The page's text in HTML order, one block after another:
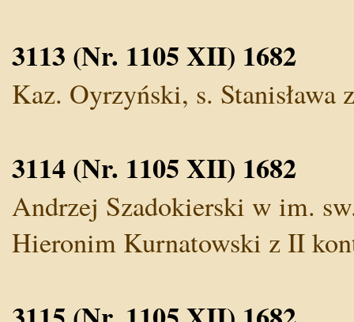
3113 (Nr. 1105 XII) 1682
Kaz. Oyrzyński, s.
3114 (Nr. 1105 XII) 1682
Andrzej Szadokierski w im.
Hieronim Kurnatowski z II